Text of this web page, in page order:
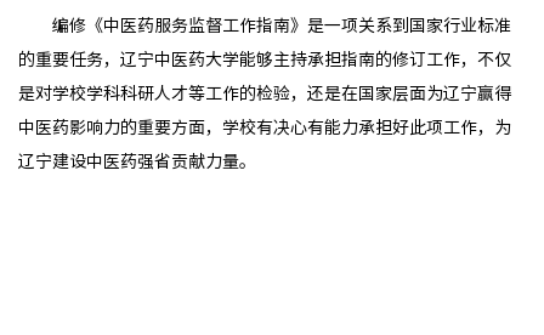
编修《中医药服务监督工作指南》是一项关系到国家行业标准
的重要任务，辽宁中医药大学能够主持承担指南的修订工作，不仅
是对学校学科科研人才等工作的检验，还是在国家层面为辽宁赢得
中医药影响力的重要方面，学校有决心有能力承担好此项工作，为
辽宁建设中医药强省贡献力量。